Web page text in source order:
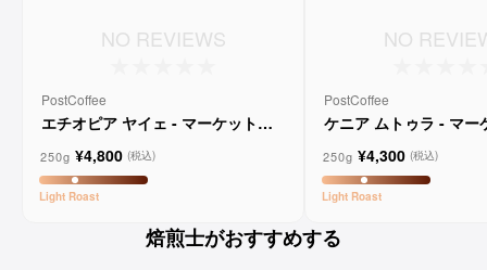
NO REVIEWS
PostCoffee
エチオピア ヤイェ - マーケットレ
250g ¥4,800 (税込)
Light Roast
NO
PostCoffee
ケニア ムトゥラ - マー
250g ¥4,300 (税込)
Light Roast
焙煎士がおすすめする